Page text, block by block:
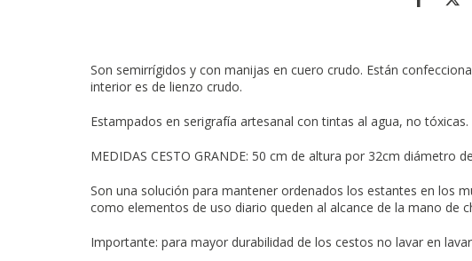
Son semirrígidos y con manijas en cuero crudo. Están
interior es de lienzo crudo.
Estampados en serigrafía artesanal con tintas al agua, no tóxicas.
MEDIDAS CESTO GRANDE: 50 cm de altura por 32cm diámetro
Son una solución para mantener ordenados los estantes en los
como elementos de uso diario queden al alcance de la mano de
Importante: para mayor durabilidad de los cestos no lavar en